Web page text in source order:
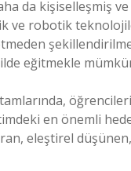
da kişiselleşmiş
ve robotik
eğitmekle
en önemli
eleştirel